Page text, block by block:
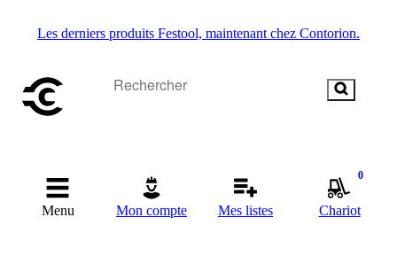
Les derniers produits Festool, maintenant chez Contorion.
Menu Mon compte Mes listes
0
Chariot